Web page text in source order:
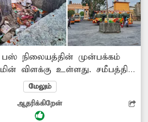
பஸ் நிலையத்தின் முன்பக்கம்
விளக்கு உள்ளது. சமீபத்தில்
மின் விளக்கு சற்று
இருந்தது. கீழே விழாமல்
பீடம் கட்டப்பட்டுள்ளது.
மேலும்
ஆதரிக்கிறேன்